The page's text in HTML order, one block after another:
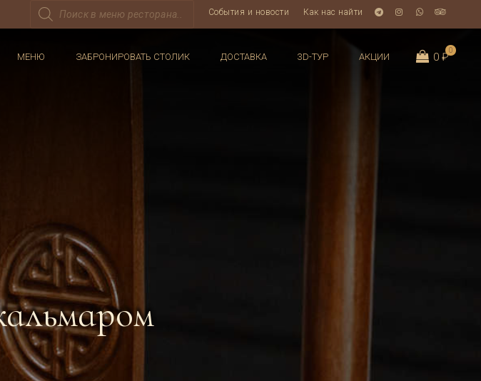
Поиск
товаров
События и новости Как нас найти
0
0 ₽
МЕНЮ ЗАБРОНИРОВАТЬ СТОЛИК ДОСТАВКА 3D-ТУР АКЦИИ